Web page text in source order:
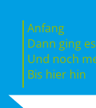
Anfang
Dann ging
Und noch
Bis hier hin